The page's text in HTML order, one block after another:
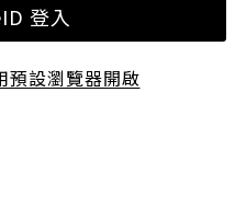
登入
預設瀏覽器開啟